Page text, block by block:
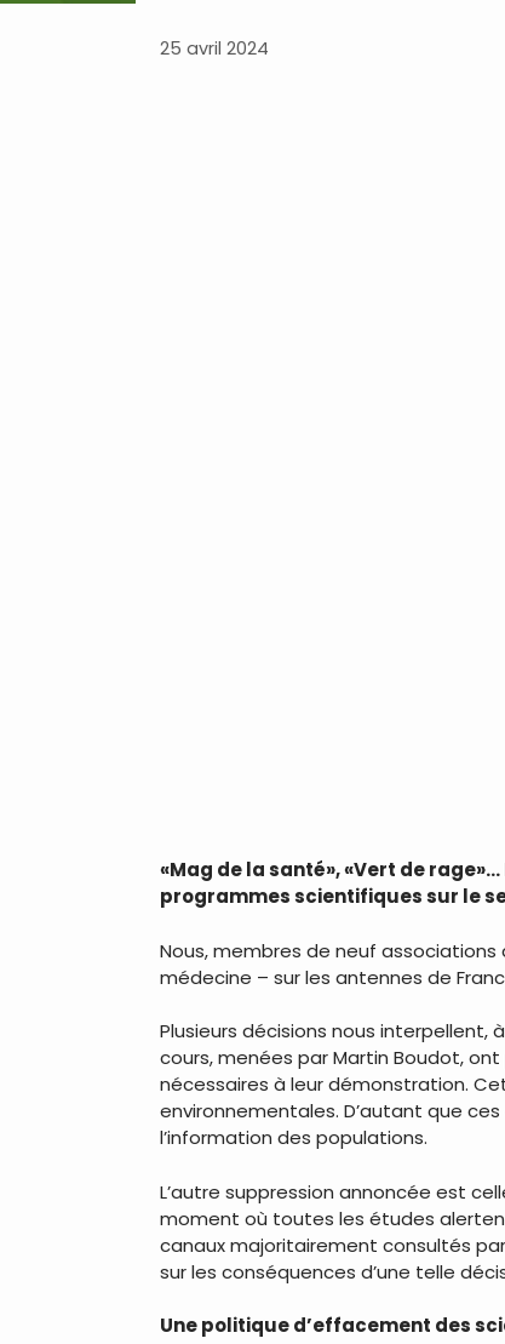
25 avril 2024
«Mag de la santé», «Vert de
programmes scientifiques sur le
Nous, membres de neuf
médecine – sur les antennes de
Plusieurs décisions nous
cours, menées par Martin Boudot,
nécessaires à leur démonstration.
environnementales. D’autant que
l’information des populations.
L’autre suppression annoncée est
moment où toutes les études
canaux majoritairement consultés
sur les conséquences d’une telle
Une politique d’effacement des